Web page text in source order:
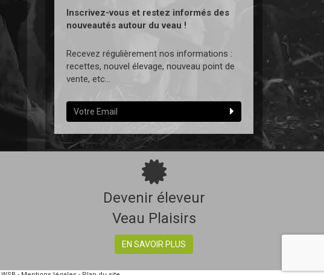
Inscrivez-vous et restez informés des
nouveautés autour du veau !
Recevez régulièrement nos informations :
recettes, nouvel élevage, nouveau point de
vente, etc...
Devenir éleveur
Veau Plaisirs
EN SAVOIR PLUS